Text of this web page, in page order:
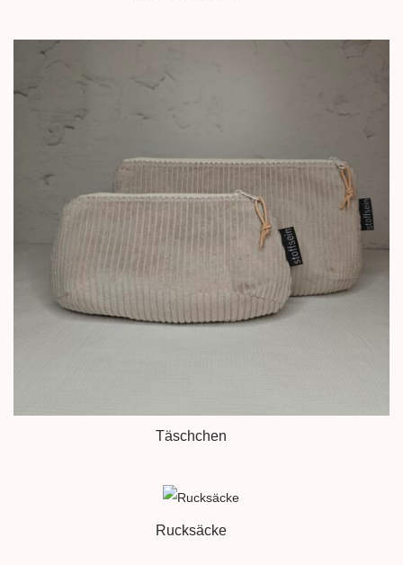
Täschchen
Rucksäcke